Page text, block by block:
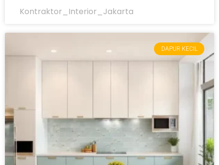
Kontraktor_Interior_Jakarta
DAPUR KECIL